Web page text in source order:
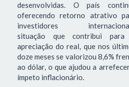
desenvolvidas. O país
oferecendo retorno atrativo
investidores
situação que contribui
apreciação do real, que nos
doze meses se valorizou 8,6%
ao dólar, o que ajudou a
ímpeto inflacionário.